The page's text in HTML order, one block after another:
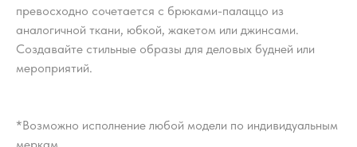
превосходно сочетается с брюками-палаццо из
аналогичной ткани, юбкой, жакетом или джинсами.
Создавайте стильные образы для деловых будней или
мероприятий.
*Возможно исполнение любой модели по индивидуальным